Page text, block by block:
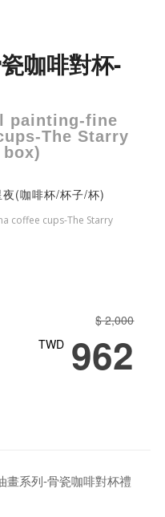
咖啡對杯-
painting-fine
The Starry
(咖啡杯/杯子/杯)
coffee cups-The Starry
$ 2,000
TWD 962
畫系列-骨瓷咖啡對杯禮